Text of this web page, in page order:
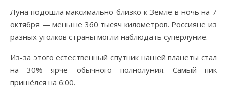
Луна подошла максимально близко к Земле в ночь на 7
октября — меньше 360 тысяч километров. Россияне из
разных уголков страны могли наблюдать суперлуние.
Из-за этого естественный спутник нашей планеты стал
на 30% ярче обычного полнолуния. Самый пик
пришёлся на 6:00.